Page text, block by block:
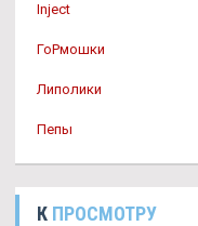
Inject
ГоРмошки
Липолики
Пепы
К ПРОСМОТРУ